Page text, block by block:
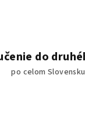
do
po celom Slovensku